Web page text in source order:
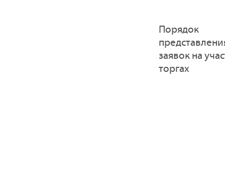
Порядок
заявок на
торгах